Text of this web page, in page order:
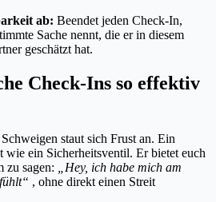
ab: Beendet jeden Check-In,
Sache nennt, die er in diesem
geschätzt hat.
Check-Ins so effektiv
staut sich Frust an. Ein
ein Sicherheitsventil. Er bietet euch
zu sagen:
„Hey, ich habe mich am
, ohne direkt einen Streit